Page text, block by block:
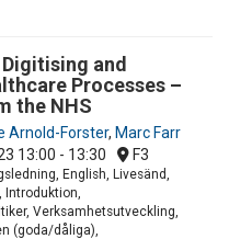
and
Processes –
the NHS
Arnold-Forster, Marc Farr
13:00 - 13:30 F3
English, Livesänd,
Verksamhetsutveckling,
(goda/dåliga),